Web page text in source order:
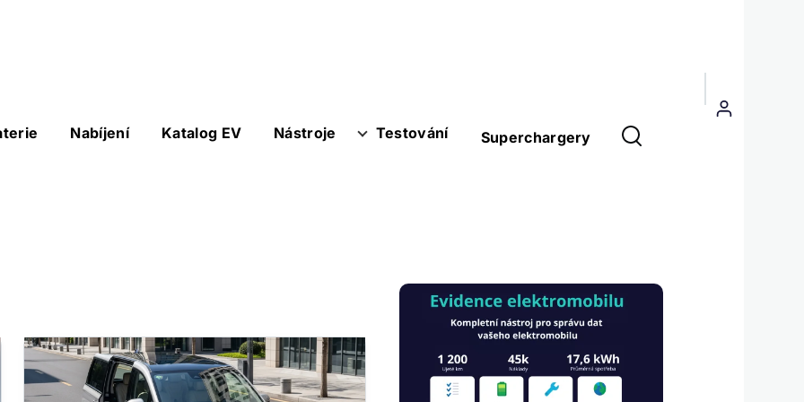
Nabíjení Katalog EV Nástroje Testování Superchargery
Menu
uživatelského
Obrázek